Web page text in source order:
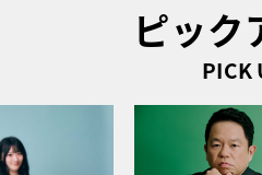
ピック
PICK